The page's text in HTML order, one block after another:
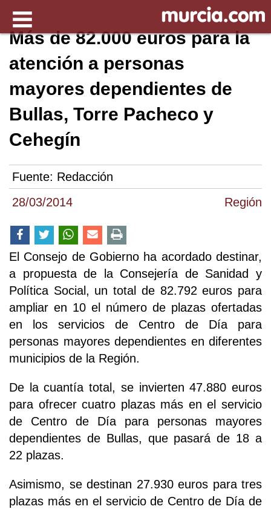
28/03/2014 Región
Más de 82.000 euros para la
atención a personas
mayores dependientes de
Bullas, Torre Pacheco y
Cehegín
Fuente: Redacción
El Consejo de Gobierno ha acordado destinar,
a propuesta de la Consejería de Sanidad y
Política Social, un total de 82.792 euros para
ampliar en 10 el número de plazas ofertadas
en los servicios de Centro de Día para
personas mayores dependientes en diferentes
municipios de la Región.
De la cuantía total, se invierten 47.880 euros
para ofrecer cuatro plazas más en el servicio
de Centro de Día para personas mayores
dependientes de Bullas, que pasará de 18 a
22 plazas.
Asimismo, se destinan 27.930 euros para tres
plazas más en el servicio de Centro de Día de